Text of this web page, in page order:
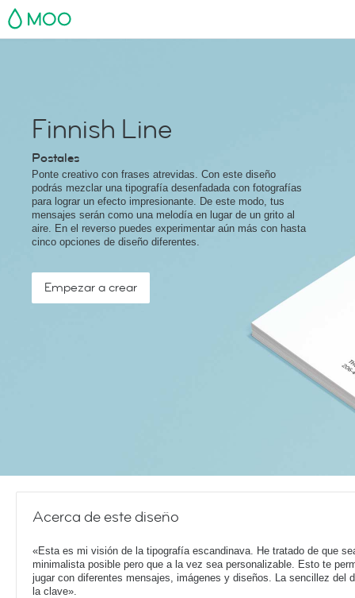
MOO
Finnish Line
Postales
Ponte creativo con frases atrevidas. Con este diseño
podrás mezclar una tipografía desenfadada con fotografías
para lograr un efecto impresionante. De este modo, tus
mensajes serán como una melodía en lugar de un grito al
aire. En el reverso puedes experimentar aún más con hasta
cinco opciones de diseño diferentes.
Empezar a crear
Acerca de este diseño
«Esta es mi visión de la tipografía escandinava. He tratado de que
minimalista posible pero que a la vez sea personalizable. Esto te
jugar con diferentes mensajes, imágenes y diseños. La sencillez del
la clave».